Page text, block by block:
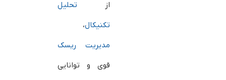
از تحلیل
تکنیکال،
مدیریت ریسک
قوی و توانایی